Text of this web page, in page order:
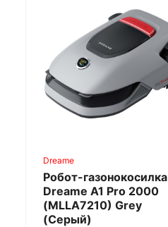
Dreame
Робот-газонокосилка
Dreame A1 Pro 2000
(MLLA7210) Grey
(Серый)